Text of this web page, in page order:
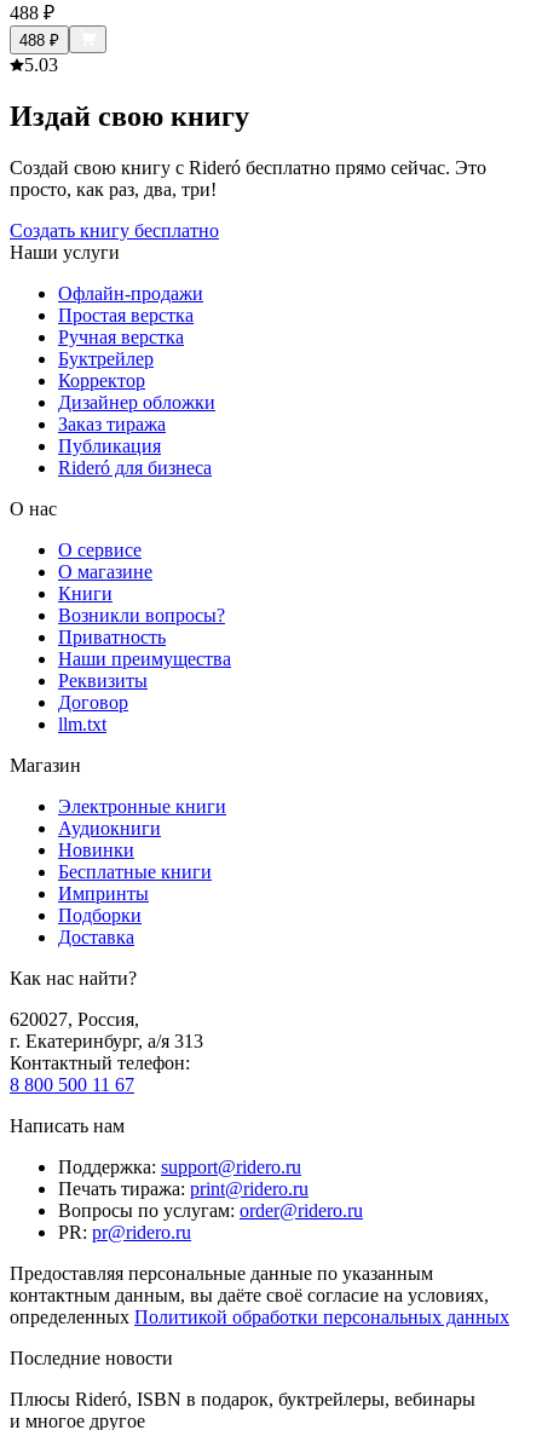
488 ₽
488 ₽
5.03
Издай свою книгу
Создай свою книгу с Rideró бесплатно прямо сейчас. Это
просто, как раз, два, три!
Создать книгу бесплатно
Наши услуги
Офлайн-продажи
Простая верстка
Ручная верстка
Буктрейлер
Корректор
Дизайнер обложки
Заказ тиража
Публикация
Rideró для бизнеса
О нас
О сервисе
О магазине
Книги
Возникли вопросы?
Приватность
Наши преимущества
Реквизиты
Договор
llm.txt
Магазин
Электронные книги
Аудиокниги
Новинки
Бесплатные книги
Импринты
Подборки
Доставка
Как нас найти?
620027, Россия,
г. Екатеринбург, а/я 313
Контактный телефон:
8 800 500 11 67
Написать нам
Поддержка: support@ridero.ru
Печать тиража: print@ridero.ru
Вопросы по услугам: order@ridero.ru
PR: pr@ridero.ru
Предоставляя персональные данные по указанным
контактным данным, вы даёте своё согласие на условиях,
определенных Политикой обработки персональных данных
Последние новости
Плюсы Rideró, ISBN в подарок, буктрейлеры, вебинары
и многое другое